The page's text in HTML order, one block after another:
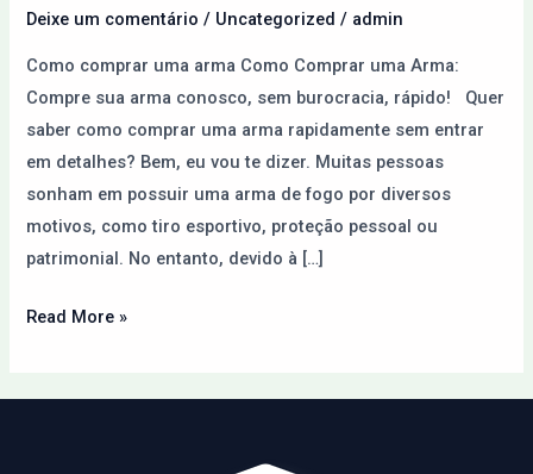
Deixe um comentário / Uncategorized / admin
Como comprar uma arma Como Comprar uma Arma:
Compre sua arma conosco, sem burocracia, rápido! Quer
saber como comprar uma arma rapidamente sem entrar
em detalhes? Bem, eu vou te dizer. Muitas pessoas
sonham em possuir uma arma de fogo por diversos
motivos, como tiro esportivo, proteção pessoal ou
patrimonial. No entanto, devido à […]
Paraguai
Internet
Read More »